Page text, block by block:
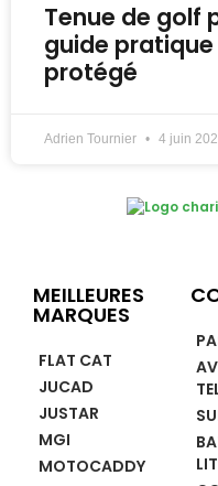
Tenue de golf
guide
protégé
Adrien Tournier 4 juin
MEILLEURES
MARQUES
FLAT CAT
JUCAD
JUSTAR
MGI
MOTOCADDY